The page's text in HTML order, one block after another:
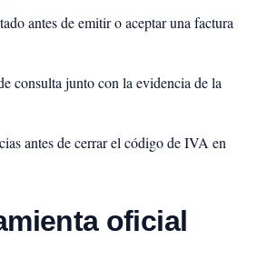
antes de emitir o aceptar una factura
consulta junto con la evidencia de la
antes de cerrar el código de IVA en
oficial